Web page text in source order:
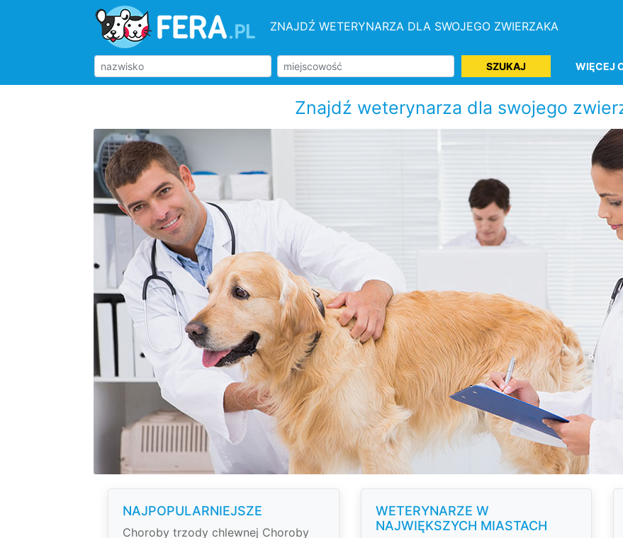
ZNAJDŹ WETERYNARZA DLA SWOJEGO ZWIERZAKA
SZUKAJ WIĘCEJ
Psy
Koty
Małe zwierzęta
Ryby
Gady
Ptaki
Użytkowe
Drób
Dzikie
Specjalizacja
Minimalna ilość ocen 0
Znajdź weterynarza dla swojego
NAJPOPULARNIEJSZE
Choroby trzody chlewnej Choroby
WETERYNARZE W
NAJWIĘKSZYCH MIASTACH